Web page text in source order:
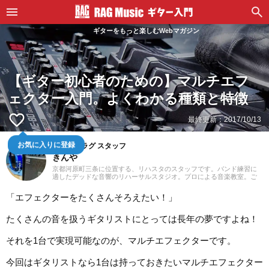
ギターをもっと楽しむWebマガジン
【ギター初心者のための】マルチエフ
ェクター入門。よくわかる種類と特徴
favorite_border
お気に入りに登録
最終更新：2017/10/13
スタジオラグ スタッフ
きんや
京都河原町三条に位置する、リハスタのスタッフです。バンド練習に
適したデッドな音響のリハーサルスタジオ。プロによる音楽教室。ご
「エフェクターをたくさんそろえたい！」
たくさんの音を扱うギタリストにとっては長年の夢ですよね！
それを1台で実現可能なのが、マルチエフェクターです。
今回はギタリストなら1台は持っておきたいマルチエフェクター